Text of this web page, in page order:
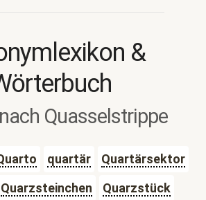
&
Quasselstrippe
quartär
Quartärsektor
Quarzsteinchen
Quarzstück